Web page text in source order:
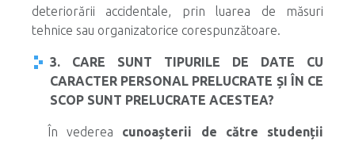
deteriorării accidentale, prin luarea de măsuri
tehnice sau organizatorice corespunzătoare.
3. CARE SUNT TIPURILE DE DATE CU
CARACTER PERSONAL PRELUCRATE ȘI ÎN CE
SCOP SUNT PRELUCRATE ACESTEA?
În vederea cunoașterii de către studenții